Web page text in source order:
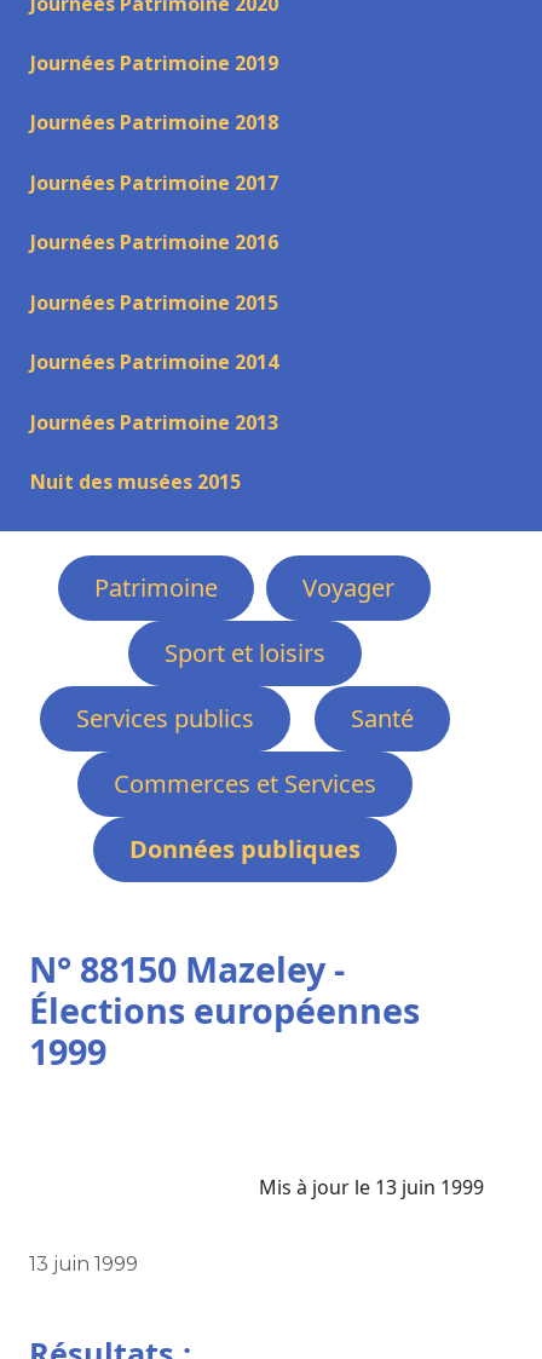
Journées Patrimoine 2019
Journées Patrimoine 2018
Journées Patrimoine 2017
Journées Patrimoine 2016
Journées Patrimoine 2015
Journées Patrimoine 2014
Journées Patrimoine 2013
Nuit des musées 2015
Patrimoine
Voyager
Sport et loisirs
Services publics
Santé
Commerces et Services
Données publiques
N° 88150 Mazeley -
Élections européennes
1999
Mis à jour le 13 juin 1999
13 juin 1999